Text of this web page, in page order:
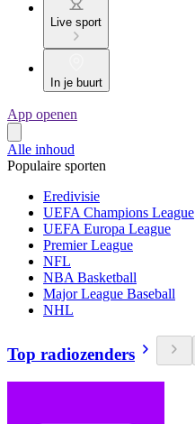
Live sport
In je buurt
App openen
Alle inhoud
Populaire sporten
Eredivisie
UEFA Champions League
UEFA Europa League
Premier League
NFL
NBA Basketball
Major League Baseball
NHL
Top radiozenders